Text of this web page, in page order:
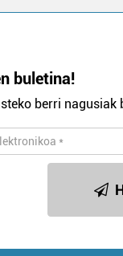
buletina!
berri nagusiak